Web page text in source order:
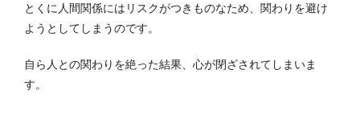
とくに人間関係にはリスクがつきものなため、関わりを避け
ようとしてしまうのです。
自ら人との関わりを絶った結果、心が閉ざされてしまいま
す。